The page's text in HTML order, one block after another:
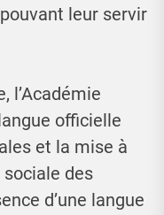
leur servir
l’Académie
officielle
et la mise à
des
d’une langue